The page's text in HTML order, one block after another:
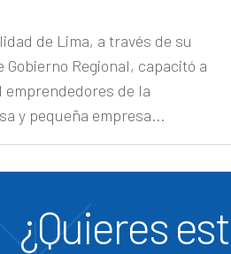
de Lima, a través de su
Gobierno Regional, capacitó a
emprendedores de la
y pequeña empresa...
¿Quieres